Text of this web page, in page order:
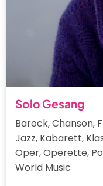
Solo Gesang
Barock, Chanson,
Jazz, Kabarett,
Oper, Operette,
World Music